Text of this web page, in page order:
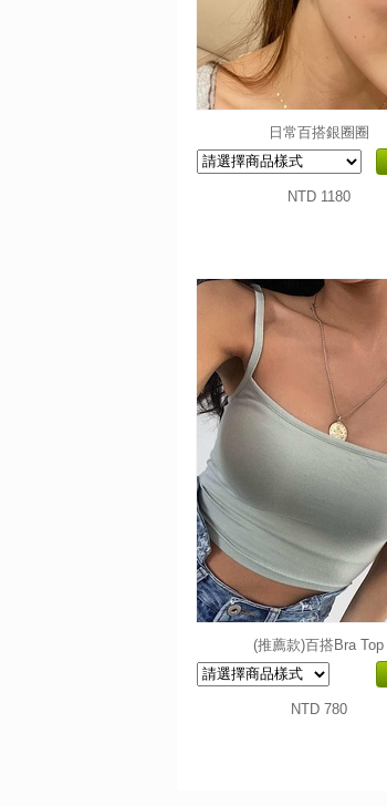
日常百搭銀圈圈
NTD 1180
(推薦款)百搭Bra Top
NTD 780